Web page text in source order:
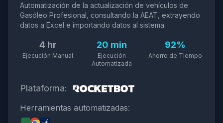
Automatización de la actualización de vehículos de
Gasóleo Profesional, consultando la AEAT, extrayendo
datos a Excel e importando datos al sistema.
4 hr
Ejecución Manual
20 min
Ejecución
Automatizada
92%
Ahorro de Tiempo
Plataforma:
Herramientas automatizadas: